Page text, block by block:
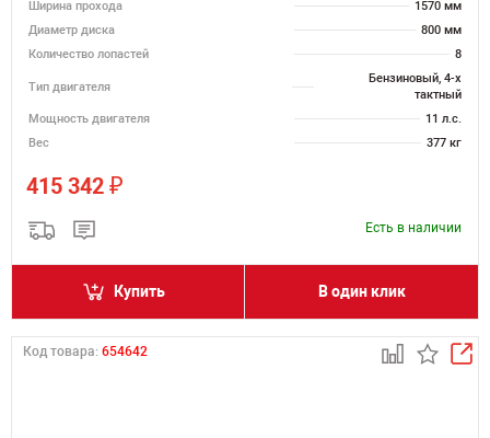
Ширина прохода
1570 мм
Диаметр диска
800 мм
Количество лопастей
8
Тип двигателя
Бензиновый, 4-х
тактный
Мощность двигателя
11 л.с.
Вес
377 кг
415 342 ₽
Есть в наличии
Купить В один клик
Код товара: 654642